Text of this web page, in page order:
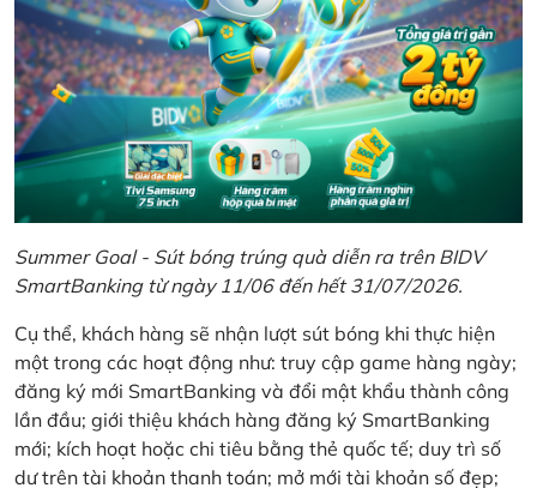
Summer Goal - Sút bóng trúng quà diễn ra trên BIDV
SmartBanking từ ngày 11/06 đến hết 31/07/2026.
Cụ thể, khách hàng sẽ nhận lượt sút bóng khi thực hiện
một trong các hoạt động như: truy cập game hàng ngày;
đăng ký mới SmartBanking và đổi mật khẩu thành công
lần đầu; giới thiệu khách hàng đăng ký SmartBanking
mới; kích hoạt hoặc chi tiêu bằng thẻ quốc tế; duy trì số
dư trên tài khoản thanh toán; mở mới tài khoản số đẹp;